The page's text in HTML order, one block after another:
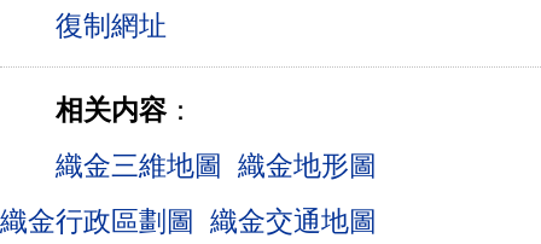
相关内容：
織金三維地圖 織金地形圖
織金行政區劃圖 織金交通地圖